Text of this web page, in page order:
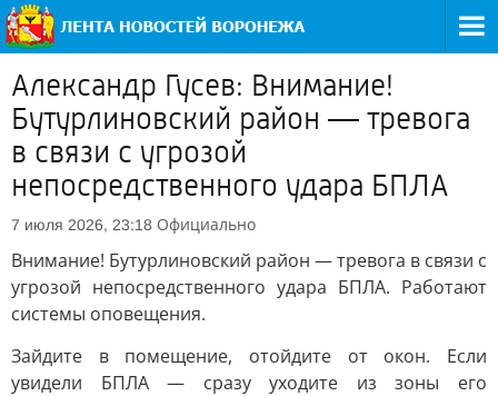
Александр Гусев: Внимание!
Бутурлиновский район — тревога
в связи с угрозой
непосредственного удара БПЛА
7 июля 2026, 23:18 Официально
Внимание! Бутурлиновский район — тревога в связи с
угрозой непосредственного удара БПЛА. Работают
системы оповещения.
Зайдите в помещение, отойдите от окон. Если
увидели БПЛА — сразу уходите из зоны его